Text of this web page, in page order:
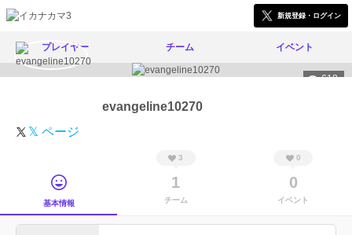
新規登録・ログイン
プレイヤー チーム イベント
618
evangeline10270
𝕏 ページ
基本情報
3
1
チーム
0
0
イベント